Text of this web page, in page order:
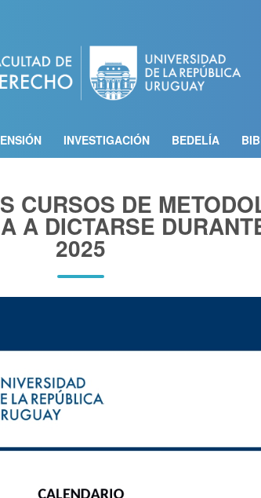
contenido
principal
INVESTIGACIÓN BEDELÍA
CURSOS DE
A DICTARSE
2025